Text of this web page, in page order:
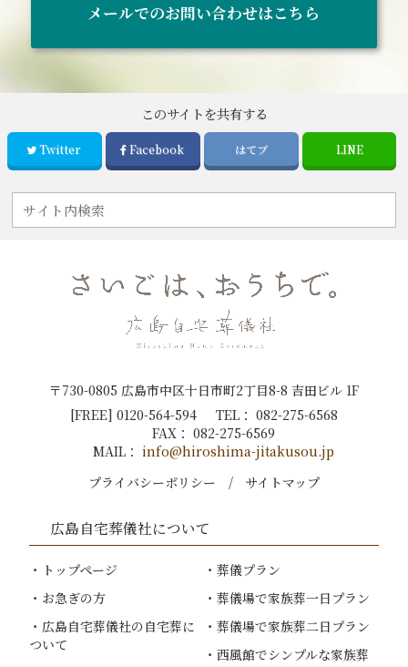
メールでのお問い合わせはこちら
このサイトを共有する
Twitter Facebook はてブ LINE
〒730-0805 広島市中区十日市町2丁目8-8 吉田ビル 1F
[FREE]0120-564-594 TEL： 082-275-6568
FAX： 082-275-6569
MAIL： info@hiroshima-jitakusou.jp
プライバシーポリシー
サイトマップ
広島自宅葬儀社について
トップページ
お急ぎの方
広島自宅葬儀社の自宅葬に
ついて
葬儀プラン
葬儀場で家族葬一日プラン
葬儀場で家族葬二日プラン
西風館でシンプルな家族葬